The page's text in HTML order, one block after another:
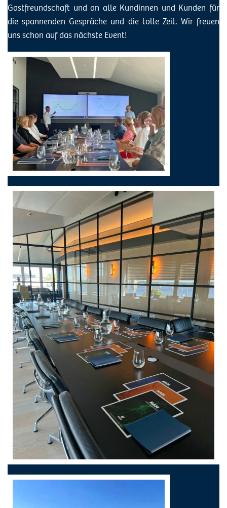
Gastfreundschaft und an alle Kundinnen und Kunden für
die spannenden Gespräche und die tolle Zeit. Wir freuen
uns schon auf das nächste Event!